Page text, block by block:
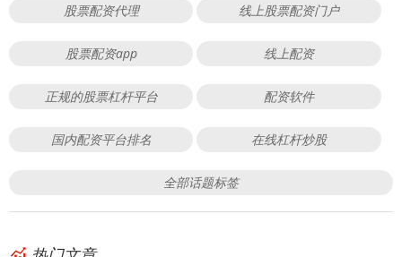
股票配资代理 线上股票配资门户
股票配资app 线上配资
正规的股票杠杆平台 配资软件
国内配资平台排名 在线杠杆炒股
全部话题标签